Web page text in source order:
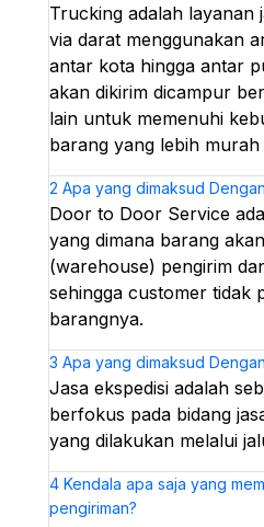
Trucking adalah layanan
via darat menggunakan
antar kota hingga antar
akan dikirim dicampur
lain untuk memenuhi
barang yang lebih murah
2 Apa yang dimaksud
Door to Door Service
yang dimana barang
(warehouse) pengirim
sehingga customer tidak
barangnya.
3 Apa yang dimaksud
Jasa ekspedisi adalah
berfokus pada bidang
yang dilakukan melalui
4 Kendala apa saja yang
pengiriman?